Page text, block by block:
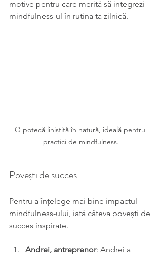
motive pentru care merită să integrezi
mindfulness-ul în rutina ta zilnică.
O potecă liniștită în natură, ideală pentru
practici de mindfulness.
Povești de succes
Pentru a înțelege mai bine impactul
mindfulness-ului, iată câteva povești de
succes inspirate.
Andrei, antreprenor: Andrei a